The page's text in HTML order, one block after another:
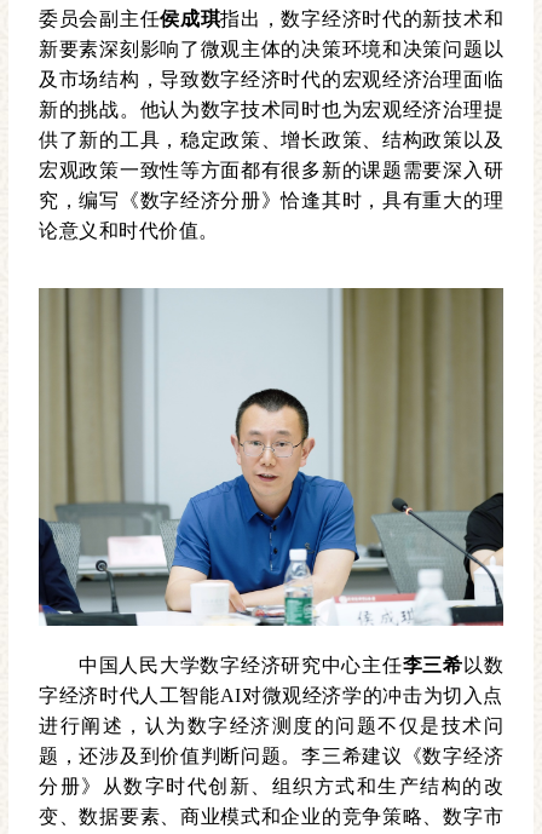
委员会副主任侯成琪指出，数字经济时代的新技术和
新要素深刻影响了微观主体的决策环境和决策问题以
及市场结构，导致数字经济时代的宏观经济治理面临
新的挑战。他认为数字技术同时也为宏观经济治理提
供了新的工具，稳定政策、增长政策、结构政策以及
宏观政策一致性等方面都有很多新的课题需要深入研
究，编写《数字经济分册》恰逢其时，具有重大的理
论意义和时代价值。
中国人民大学数字经济研究中心主任李三希 以数
字经济时代人工智能AI对微观经济学的冲击为切入点
进行阐述，认为数字经济测度的问题不仅是技术问
题，还涉及到价值判断问题。李三希建议《数字经济
分册》从数字时代创新、组织方式和生产结构的改
变、数据要素、商业模式和企业的竞争策略、数字市